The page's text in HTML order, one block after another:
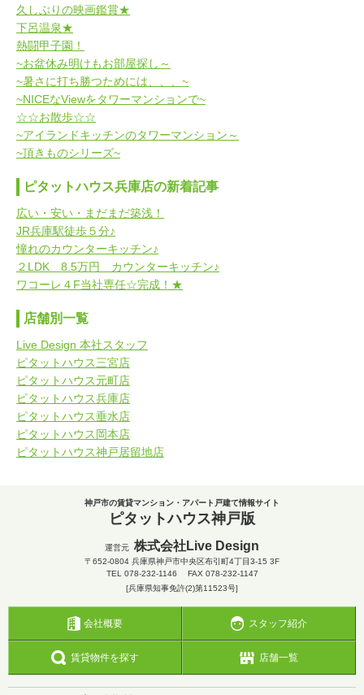
久しぶりの映画鑑賞★
下呂温泉★
熱闘甲子園！
~お盆休み明けもお部屋探し～
~暑さに打ち勝つためには、、、~
~NICEなViewをタワーマンションで~
☆☆お散歩☆☆
~アイランドキッチンのタワーマンション～
~頂きものシリーズ~
ピタットハウス兵庫店の新着記事
広い・安い・まだまだ築浅！
JR兵庫駅徒歩５分♪
憧れのカウンターキッチン♪
２LDK 8.5万円 カウンターキッチン♪
ワコーレ４F当社専任☆完成！★
店舗別一覧
Live Design 本社スタッフ
ピタットハウス三宮店
ピタットハウス元町店
ピタットハウス兵庫店
ピタットハウス垂水店
ピタットハウス岡本店
ピタットハウス神戸居留地店
神戸市の賃貸マンション・アパート戸建て情報サイト
ピタットハウス神戸版
運営元 株式会社Live Design
〒652-0804 兵庫県神戸市中央区布引町4丁目3-15 3F
TEL 078-232-1146
FAX 078-232-1147
[兵庫県知事免許(2)第11523号]
会社概要 スタッフ紹介
賃貸物件を探す 店舗一覧